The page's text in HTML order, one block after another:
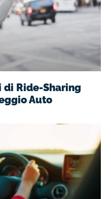
di Ride-Sharing
Auto